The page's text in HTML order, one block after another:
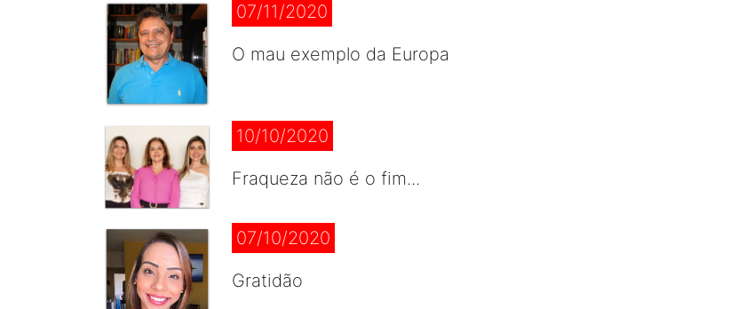
07/11/2020
O mau exemplo da Europa
10/10/2020
Fraqueza não é o fim...
07/10/2020
Gratidão